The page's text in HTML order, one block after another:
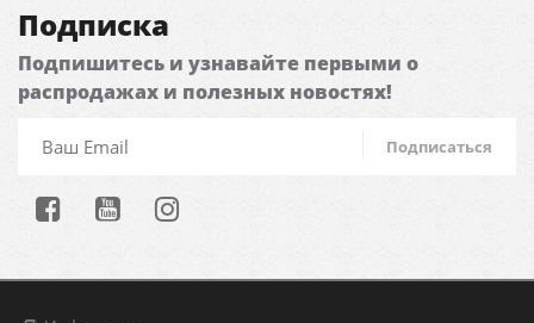
Подписка
Подпишитесь и узнавайте первыми о
распродажах и полезных новостях!
Подписаться